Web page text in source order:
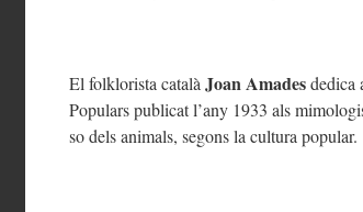
El folklorista català Joan Amadesdedica
Populars publicat l’any 1933 als
so dels animals, segons la cultura popular.